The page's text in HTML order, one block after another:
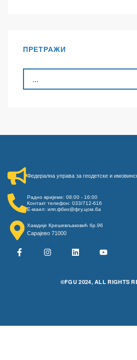
ПРЕТРАЖИ
Федерална управа за геодетске и
Радно вријеме: 08:00 - 16:00
Контакт телефон: 033/712-616
Е-маил: ипп.фбих@фгу.цом.ба
Хамдије Крешевљаковић бр.96
Сарајево 71000
©FGU 2024, ALL RIGHTS